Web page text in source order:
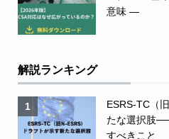
意味 ―
解説ランキング
1
ESRS-TC（
たな選択肢
すべきこと